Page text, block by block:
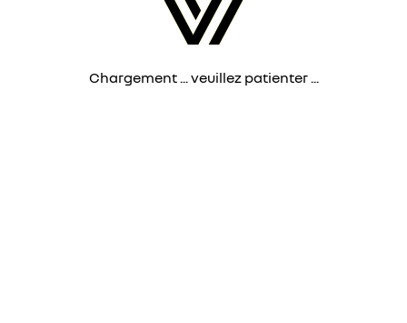
Chargement ... veuillez patienter ...